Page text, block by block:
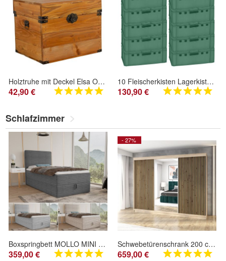
Holztruhe mit Deckel Elsa Ocker Schatztruhe Holzkiste Aufbewahrungskiste Truhenkiste
42,90 €
10 Fleischerkisten Lagerkiste Transportbox Kiste E2 grün 60x40x20 cm neu
130,90 €
Schlafzimmer
Boxspringbett MOLLO MINI bett bettkasten topper Doppelbett mit Bonell-Matratze cord
359,00 €
- 27%
Schwebetürenschrank 200 cm 3-türig FARA mit 4 Schubladen 3D-Lamellen
659,00 €